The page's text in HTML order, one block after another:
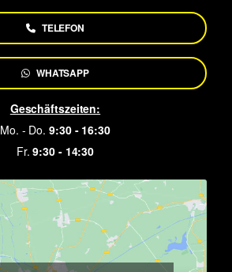
TELEFON
WHATSAPP
Geschäftszeiten:
Mo. - Do.9:30 - 16:30
Fr.9:30 - 14:30